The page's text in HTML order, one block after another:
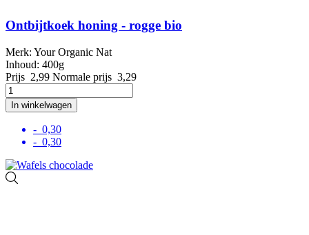
Ontbijtkoek honing - rogge bio
Merk: Your Organic Nat
Inhoud: 400g
Prijs 2,99 Normale prijs 3,29
In winkelwagen
- 0,30
- 0,30